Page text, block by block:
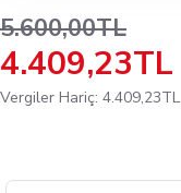
4.409,23TL
5.600,00TL
Vergiler Hariç: 4.409,23TL